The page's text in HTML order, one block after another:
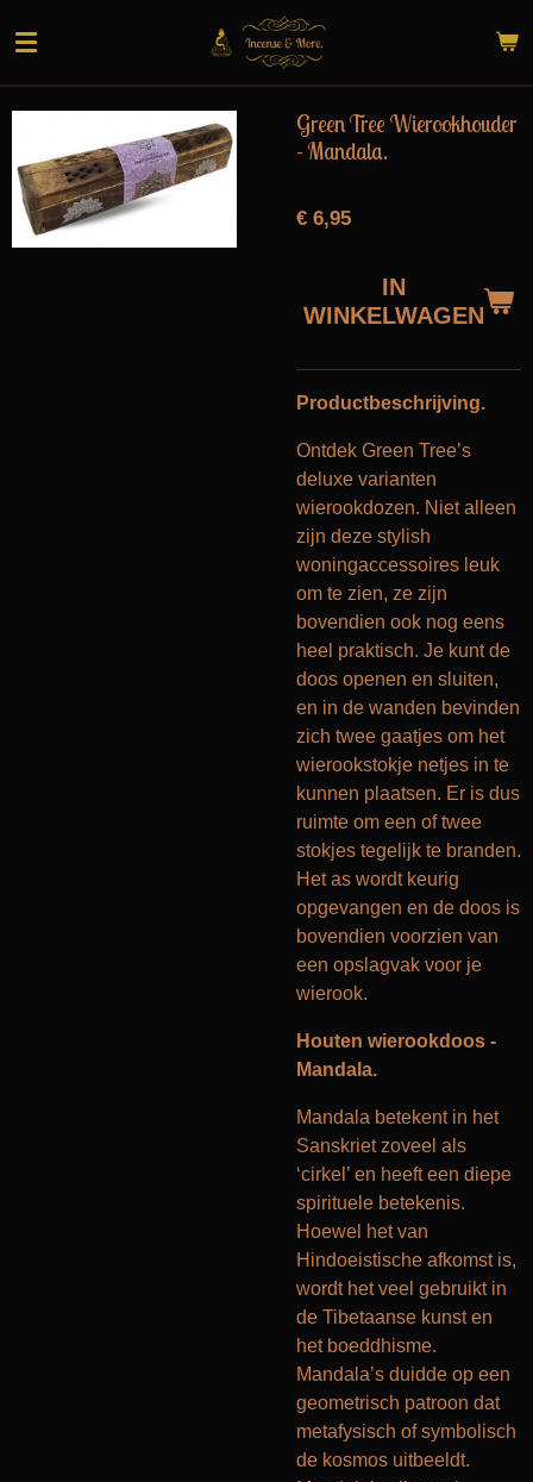
direct
naar
de
hoofdinhoud
Green Tree Wierookhouder
- Mandala.
€ 6,95
IN
WINKELWAGEN
Productbeschrijving.
Ontdek Green Tree’s
deluxe varianten
wierookdozen. Niet alleen
zijn deze stylish
woningaccessoires leuk
om te zien, ze zijn
bovendien ook nog eens
heel praktisch. Je kunt de
doos openen en sluiten,
en in de wanden bevinden
zich twee gaatjes om het
wierookstokje netjes in te
kunnen plaatsen. Er is dus
ruimte om een of twee
stokjes tegelijk te branden.
Het as wordt keurig
opgevangen en de doos is
bovendien voorzien van
een opslagvak voor je
wierook.
Houten wierookdoos -
Mandala.
Mandala betekent in het
Sanskriet zoveel als
‘cirkel’ en heeft een diepe
spirituele betekenis.
Hoewel het van
Hindoeistische afkomst is,
wordt het veel gebruikt in
de Tibetaanse kunst en
het boeddhisme.
Mandala’s duidde op een
geometrisch patroon dat
metafysisch of symbolisch
de kosmos uitbeeldt.